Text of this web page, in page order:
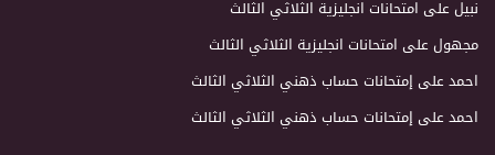
نبيلعلى امتحانات انجليزية الثلاثي الثالث
مجهولعلى امتحانات انجليزية الثلاثي الثالث
احمدعلى إمتحانات حساب ذهني الثلاثي الثالث
احمدعلى إمتحانات حساب ذهني الثلاثي الثالث